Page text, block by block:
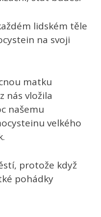
lidském těle
na svoji
matku
nás vložila
našemu
velkého
protože když
pohádky